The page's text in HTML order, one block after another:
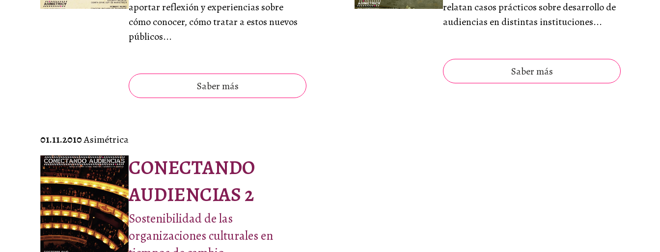
aportar reflexión y experiencias sobre
cómo conocer, cómo tratar a estos nuevos
públicos...
Saber más
relatan casos prácticos sobre desarrollo de
audiencias en distintas instituciones...
Saber más
01.11.2010Asimétrica
CONECTANDO
AUDIENCIAS 2
Sostenibilidad de las
organizaciones culturales en